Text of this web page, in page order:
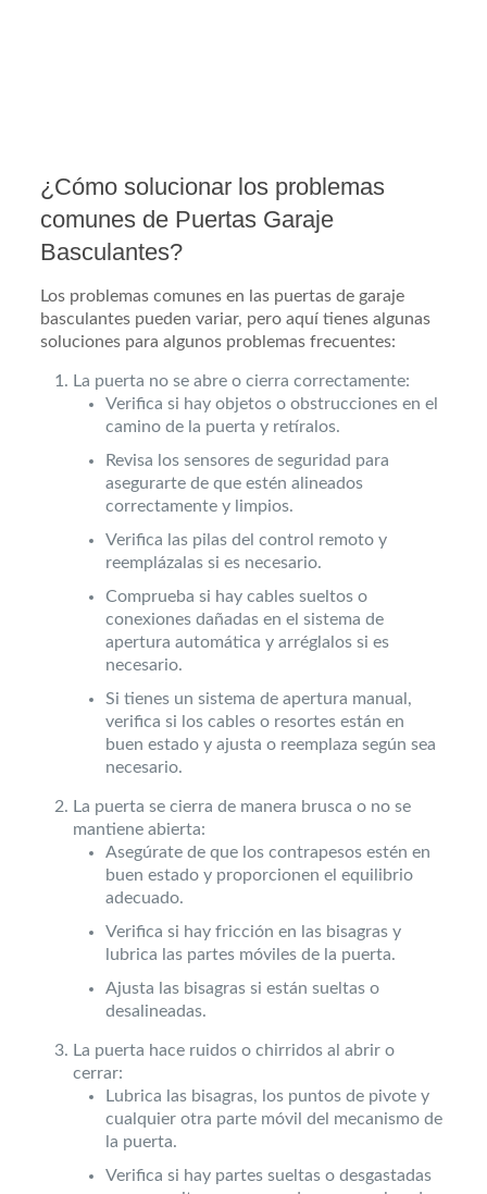
¿Cómo solucionar los problemas
comunes de Puertas Garaje
Basculantes?
Los problemas comunes en las puertas de garaje
basculantes pueden variar, pero aquí tienes algunas
soluciones para algunos problemas frecuentes:
La puerta no se abre o cierra correctamente:
Verifica si hay objetos o obstrucciones en el
camino de la puerta y retíralos.
Revisa los sensores de seguridad para
asegurarte de que estén alineados
correctamente y limpios.
Verifica las pilas del control remoto y
reemplázalas si es necesario.
Comprueba si hay cables sueltos o
conexiones dañadas en el sistema de
apertura automática y arréglalos si es
necesario.
Si tienes un sistema de apertura manual,
verifica si los cables o resortes están en
buen estado y ajusta o reemplaza según sea
necesario.
La puerta se cierra de manera brusca o no se
mantiene abierta:
Asegúrate de que los contrapesos estén en
buen estado y proporcionen el equilibrio
adecuado.
Verifica si hay fricción en las bisagras y
lubrica las partes móviles de la puerta.
Ajusta las bisagras si están sueltas o
desalineadas.
La puerta hace ruidos o chirridos al abrir o
cerrar:
Lubrica las bisagras, los puntos de pivote y
cualquier otra parte móvil del mecanismo de
la puerta.
Verifica si hay partes sueltas o desgastadas